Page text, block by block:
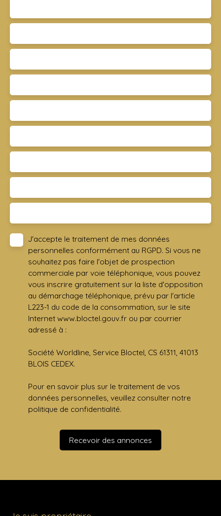
J'accepte le traitement de mes données
personnelles conformément au RGPD. Si vous ne
souhaitez pas faire l'objet de prospection
commerciale par voie téléphonique, vous pouvez
vous inscrire gratuitement sur la liste d'opposition
au démarchage téléphonique, prévu par l'article
L223-1 du code de la consommation, sur le site
Internet www.bloctel.gouv.fr ou par courrier
adressé à :
Société Worldline, Service Bloctel, CS 61311, 41013
BLOIS CEDEX.
Pour en savoir plus sur le traitement de vos
données personnelles, veuillez consulter notre
politique de confidentialité.
Recevoir des annonces